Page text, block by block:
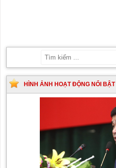
HÌNH ẢNH HOẠT ĐỘNG NỔI BẬT